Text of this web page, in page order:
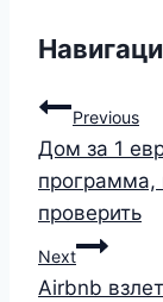
Previous
Дом за 1
программа,
проверить
Next
Airbnb